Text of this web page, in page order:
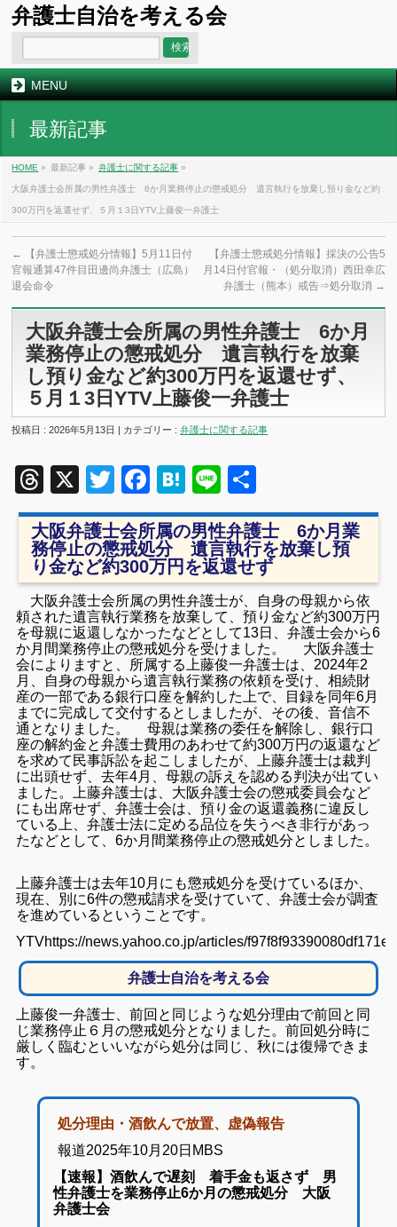
弁護士自治を考える会
MENU
最新記事
HOME » 最新記事 » 弁護士に関する記事 »
大阪弁護士会所属の男性弁護士 6か月業務停止の懲戒処分 遺言執行を放棄し預り金など約
300万円を返還せず、５月１3日YTV上藤俊一弁護士
←
【弁護士懲戒処分情報】5月11日付
官報通算47件目田邊尚弁護士（広島）
退会命令
【弁護士懲戒処分情報】採決の公告5
月14日付官報・（処分取消）西田幸広
弁護士（熊本）戒告⇒処分取消 →
大阪弁護士会所属の男性弁護士 6か月
業務停止の懲戒処分 遺言執行を放棄
し預り金など約300万円を返還せず、
５月１3日YTV上藤俊一弁護士
投稿日 : 2026年5月13日 | カテゴリー :弁護士に関する記事
Threads
X TwitterFacebook
Hatena
Line
有
大阪弁護士会所属の男性弁護士 6か月業
務停止の懲戒処分 遺言執行を放棄し預
り金など約300万円を返還せず
大阪弁護士会所属の男性弁護士が、自身の母親から依
頼された遺言執行業務を放棄して、預り金など約300万円
を母親に返還しなかったなどとして13日、弁護士会から6
か月間業務停止の懲戒処分を受けました。 大阪弁護士
会によりますと、所属する上藤俊一弁護士は、2024年2
月、自身の母親から遺言執行業務の依頼を受け、相続財
産の一部である銀行口座を解約した上で、目録を同年6月
までに完成して交付するとしましたが、その後、音信不
通となりました。 母親は業務の委任を解除し、銀行口
座の解約金と弁護士費用のあわせて約300万円の返還など
を求めて民事訴訟を起こしましたが、上藤弁護士は裁判
に出頭せず、去年4月、母親の訴えを認める判決が出てい
ました。上藤弁護士は、大阪弁護士会の懲戒委員会など
にも出席せず、弁護士会は、預り金の返還義務に違反し
ている上、弁護士法に定める品位を失うべき非行があっ
たなどとして、6か月間業務停止の懲戒処分としました。
上藤弁護士は去年10月にも懲戒処分を受けているほか、
現在、別に6件の懲戒請求を受けていて、弁護士会が調査
を進めているということです。
YTVhttps://news.yahoo.co.jp/articles/
弁護士自治を考える会
上藤俊一弁護士、前回と同じような処分理由で前回と同
じ業務停止６月の懲戒処分となりました。前回処分時に
厳しく臨むといいながら処分は同じ、秋には復帰できま
す。
処分理由・酒飲んで放置、虚偽報告
報道2025年10月20日MBS
【速報】酒飲んで遅刻 着手金も返さず 男
性弁護士を業務停止6か月の懲戒処分 大阪
弁護士会